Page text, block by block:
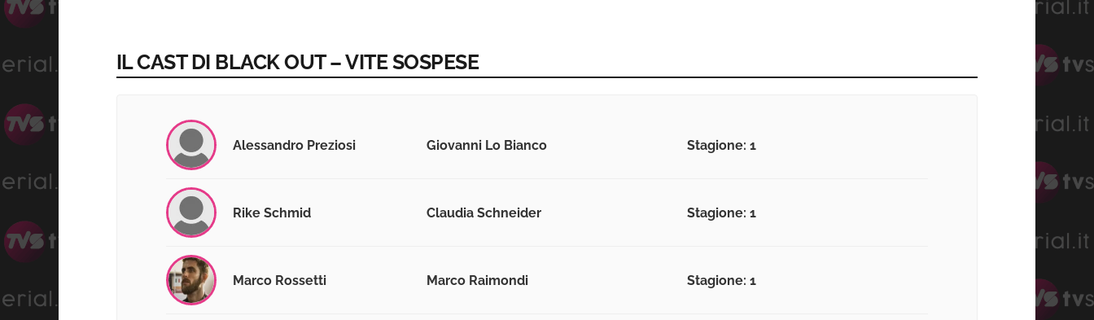
IL CAST DI BLACK OUT – VITE SOSPESE
Alessandro Preziosi Giovanni Lo Bianco Stagione: 1
Rike Schmid Claudia Schneider Stagione: 1
Marco Rossetti Marco Raimondi Stagione: 1